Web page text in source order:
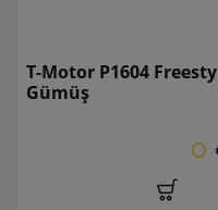
T-Motor P1604
Gümüş